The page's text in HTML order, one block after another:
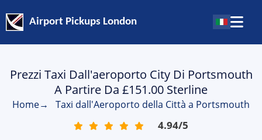
Airport Pickups London
Prezzi Taxi Dall'aeroporto City Di Portsmouth
A Partire Da £151.00 Sterline
Home→ Taxi dall'Aeroporto della Città a Portsmouth
4.94/5